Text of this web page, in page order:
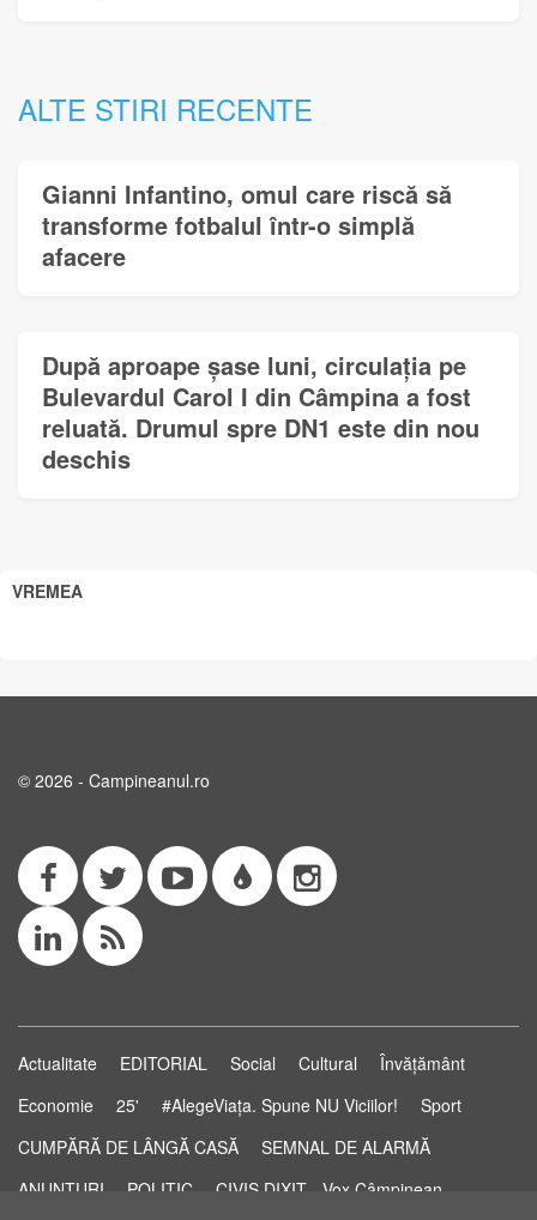
ALTE STIRI RECENTE
Gianni Infantino, omul care riscă să
transforme fotbalul într-o simplă
afacere
După aproape șase luni, circulația pe
Bulevardul Carol I din Câmpina a fost
reluată. Drumul spre DN1 este din nou
deschis
VREMEA
© 2026 - Campineanul.ro
Actualitate EDITORIAL Social Cultural
Învățământ
Economie
25' #AlegeViața. Spune NU Viciilor!
Sport
CUMPĂRĂ DE LÂNGĂ CASĂ
SEMNAL DE ALARMĂ
ANUNȚURI
POLITIC
CIVIS DIXIT - Vox Câmpinean